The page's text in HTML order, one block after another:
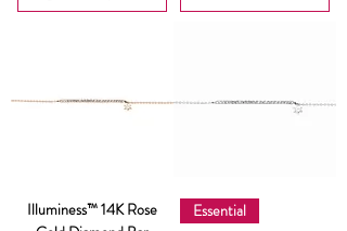
Illuminess™ 14K Rose
Essential